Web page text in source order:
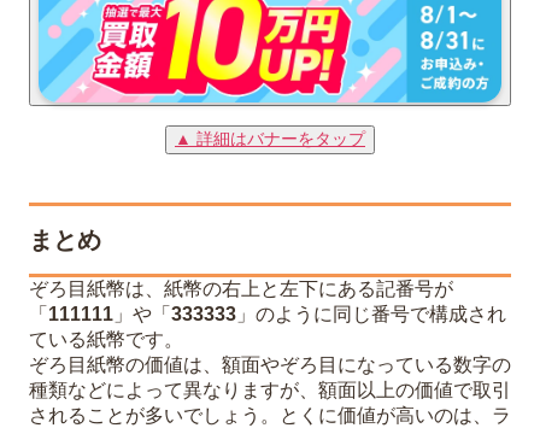
▲ 詳細はバナーをタップ
まとめ
ぞろ目紙幣は、紙幣の右上と左下にある記番号が
「 111111 」や「 333333 」のように同じ番号で構成され
ている紙幣です。
ぞろ目紙幣の価値は、額面やぞろ目になっている数字の
種類などによって異なりますが、額面以上の価値で取引
されることが多いでしょう。とくに価値が高いのは、ラ